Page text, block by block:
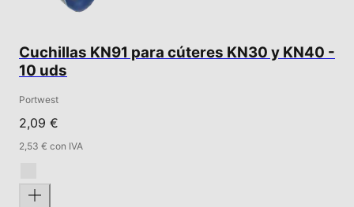
Cuchillas KN91 para cúteres KN30 y KN40 -
10 uds
Portwest
2,09 €
2,53 € con IVA